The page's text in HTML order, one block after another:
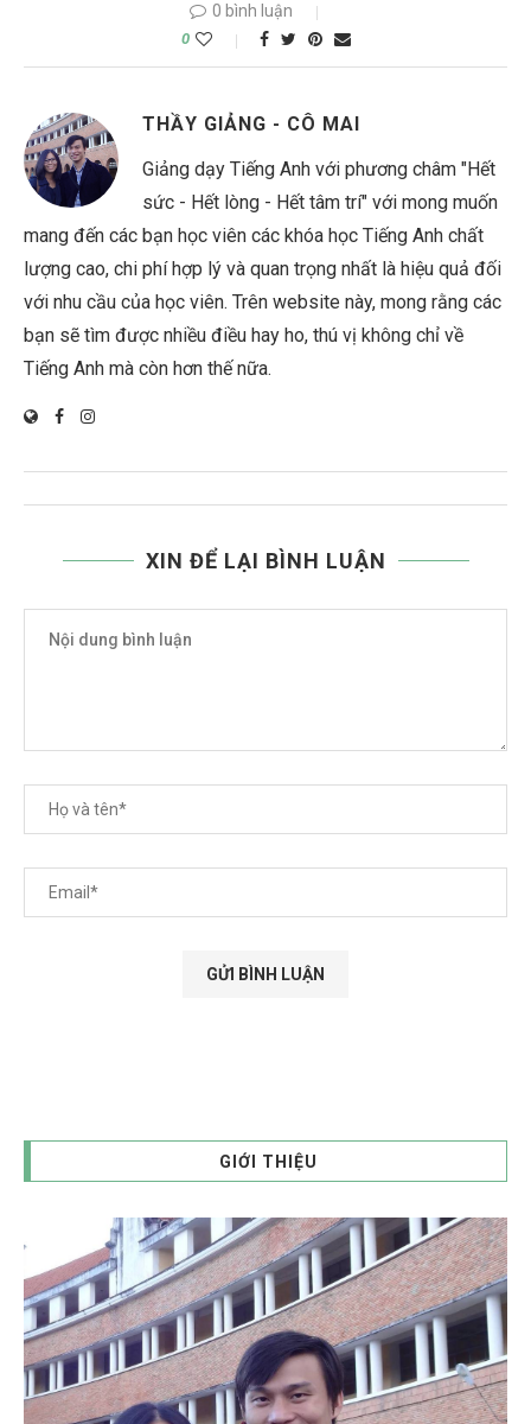
0 bình luận
0
THẦY GIẢNG - CÔ MAI
Giảng dạy Tiếng Anh với phương châm "Hết
sức - Hết lòng - Hết tâm trí" với mong muốn
mang đến các bạn học viên các khóa học Tiếng Anh chất
lượng cao, chi phí hợp lý và quan trọng nhất là hiệu quả đối
với nhu cầu của học viên. Trên website này, mong rằng các
bạn sẽ tìm được nhiều điều hay ho, thú vị không chỉ về
Tiếng Anh mà còn hơn thế nữa.
XIN ĐỂ LẠI BÌNH LUẬN
GIỚI THIỆU